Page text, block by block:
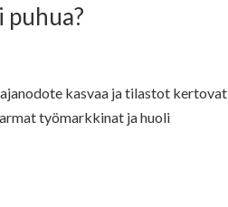
kasvaa ja tilastot kertovat
työmarkkinat ja huoli